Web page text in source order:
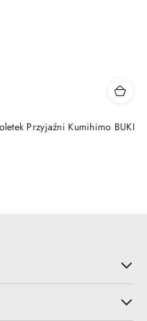
Przyjaźni Kumihimo BUKI